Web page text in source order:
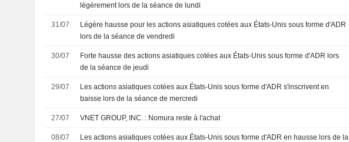
légèrement lors de la séance de lundi
31/07
Légère hausse pour les actions asiatiques cotées aux États-Unis sous forme d'ADR
lors de la séance de vendredi
30/07
Forte hausse des actions asiatiques cotées aux États-Unis sous forme d'ADR lors
de la séance de jeudi
29/07
Les actions asiatiques cotées aux États-Unis sous forme d'ADR s'inscrivent en
baisse lors de la séance de mercredi
27/07 VNET GROUP, INC. : Nomura reste à l'achat
08/07
Les actions asiatiques cotées aux États-Unis sous forme d'ADR en hausse lors de la